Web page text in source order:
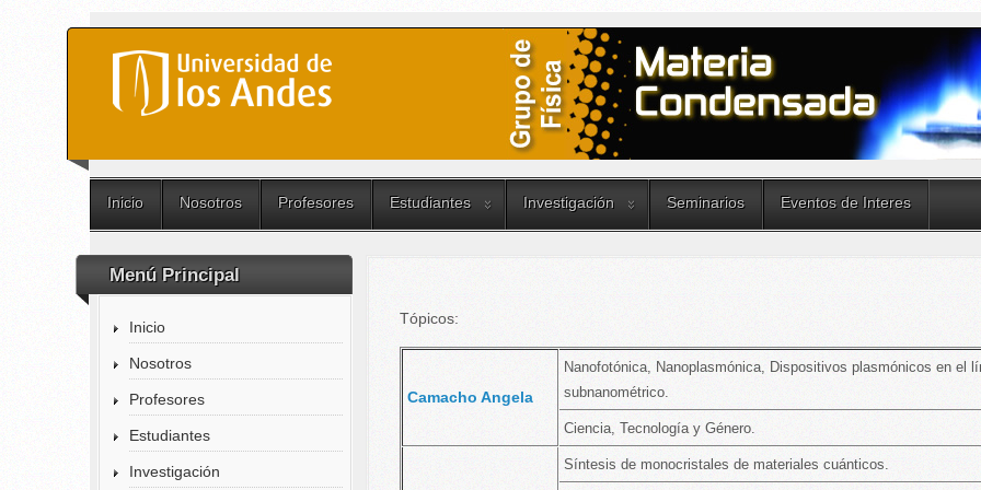
Inicio Nosotros Profesores Estudiantes Investigación Seminarios Eventos de Interes
Menú Principal
Inicio
Nosotros
Profesores
Estudiantes
Investigación
Tópicos:
Camacho Angela
Nanofotónica, Nanoplasmónica, Dispositivos plasmónicos en el
subnanométrico.
Ciencia, Tecnología y Género.
Síntesis de monocristales de materiales cuánticos.